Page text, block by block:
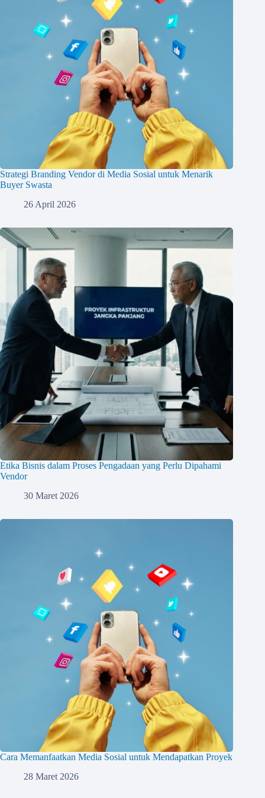
Strategi Branding Vendor di Media Sosial untuk Menarik
Buyer Swasta
26 April 2026
Etika Bisnis dalam Proses Pengadaan yang Perlu Dipahami
Vendor
30 Maret 2026
Cara Memanfaatkan Media Sosial untuk Mendapatkan Proyek
28 Maret 2026